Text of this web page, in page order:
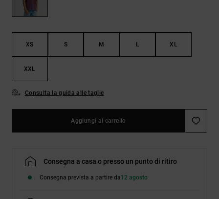
Cinture e
più
Consulta
XS S M L XL
XXL
Consulta la guida alle taglie
Aggiungi al carrello
Consegna a casa o presso un punto di ritiro
Consegna prevista a partire da12 agosto